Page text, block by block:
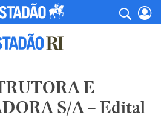
E
S/A – Edital